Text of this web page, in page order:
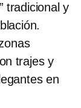
tradicional y
trajes y
en